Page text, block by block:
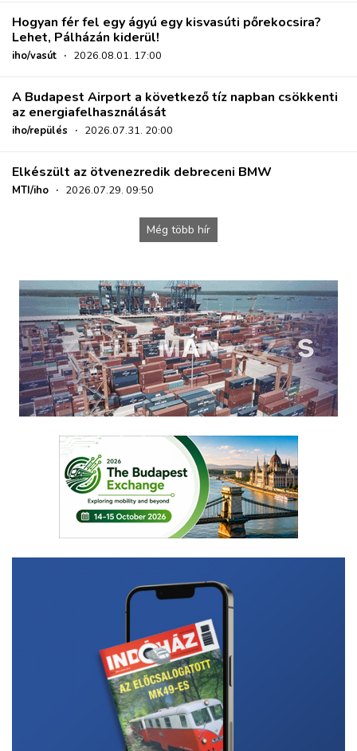
Hogyan fér fel egy ágyú egy kisvasúti pőrekocsira?
Lehet, Pálházán kiderül!
iho/vasút · 2026.08.01. 17:00
A Budapest Airport a következő tíz napban csökkenti
az energiafelhasználását
iho/repülés · 2026.07.31. 20:00
Elkészült az ötvenezredik debreceni BMW
MTI/iho · 2026.07.29. 09:50
Még több hír